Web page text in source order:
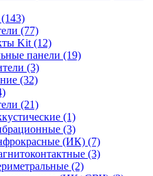
(143)
(77)
Kit (12)
панели (19)
(3)
(32)
(21)
(1)
(3)
(ИК) (7)
(3)
(2)